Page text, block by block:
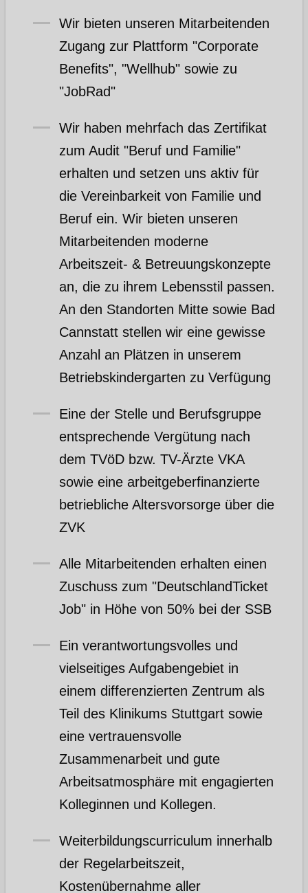
Wir bieten unseren Mitarbeitenden
Zugang zur Plattform "Corporate
Benefits", "Wellhub" sowie zu
"JobRad"
Wir haben mehrfach das Zertifikat
zum Audit "Beruf und Familie"
erhalten und setzen uns aktiv für
die Vereinbarkeit von Familie und
Beruf ein. Wir bieten unseren
Mitarbeitenden moderne
Arbeitszeit- & Betreuungskonzepte
an, die zu ihrem Lebensstil passen.
An den Standorten Mitte sowie Bad
Cannstatt stellen wir eine gewisse
Anzahl an Plätzen in unserem
Betriebskindergarten zu Verfügung
Eine der Stelle und Berufsgruppe
entsprechende Vergütung nach
dem TVöD bzw. TV-Ärzte VKA
sowie eine arbeitgeberfinanzierte
betriebliche Altersvorsorge über die
ZVK
Alle Mitarbeitenden erhalten einen
Zuschuss zum "DeutschlandTicket
Job" in Höhe von 50% bei der SSB
Ein verantwortungsvolles und
vielseitiges Aufgabengebiet in
einem differenzierten Zentrum als
Teil des Klinikums Stuttgart sowie
eine vertrauensvolle
Zusammenarbeit und gute
Arbeitsatmosphäre mit engagierten
Kolleginnen und Kollegen.
Weiterbildungscurriculum innerhalb
der Regelarbeitszeit,
Kostenübernahme aller